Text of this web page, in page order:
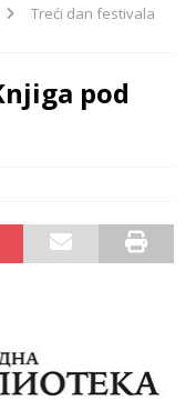
Treći dan festivala
pod